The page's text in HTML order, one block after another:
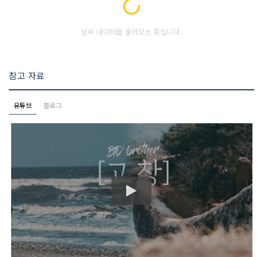
Loading...
날씨 데이터를 불러오는 중입니다.
참고 자료
유튜브 블로그